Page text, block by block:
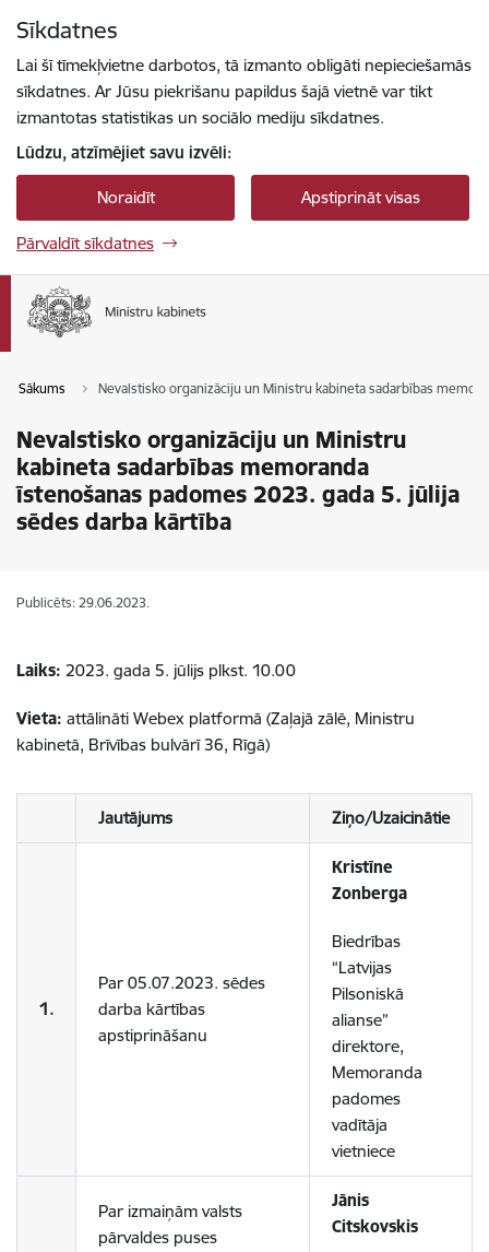
Sīkdatnes
Lai šī tīmekļvietne darbotos, tā izmanto obligāti nepieciešamās
sīkdatnes. Ar Jūsu piekrišanu papildus šajā vietnē var tikt
izmantotas statistikas un sociālo mediju sīkdatnes.
Lūdzu, atzīmējiet savu izvēli:
Noraidīt Apstiprināt visas
Pārvaldīt sīkdatnes
Sākums Nevalstisko organizāciju un Ministru kabineta sadarbības
Nevalstisko organizāciju un Ministru
kabineta sadarbības memoranda
īstenošanas padomes 2023. gada 5. jūlija
sēdes darba kārtība
Publicēts: 29.06.2023.
Laiks: 2023. gada 5. jūlijs plkst. 10.00
Vieta: attālināti Webex platformā (Zaļajā zālē, Ministru
kabinetā, Brīvības bulvārī 36, Rīgā)
Jautājums Ziņo/Uzaicinātie
1.
Par 05.07.2023. sēdes
darba kārtības
apstiprināšanu
Kristīne
Zonberga
Biedrības
“Latvijas
Pilsoniskā
alianse”
direktore,
Memoranda
padomes
vadītāja
vietniece
Par izmaiņām valsts
pārvaldes puses
Jānis
Citskovskis